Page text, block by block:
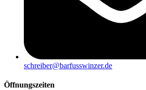
schreiber@barfusswinzer.de
Öffnungszeiten